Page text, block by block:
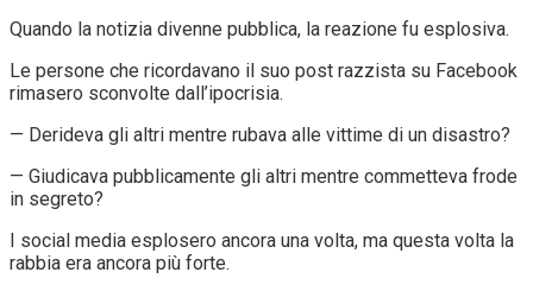
Quando la notizia divenne pubblica, la reazione fu esplosiva.
Le persone che ricordavano il suo post razzista su Facebook
rimasero sconvolte dall’ipocrisia.
— Derideva gli altri mentre rubava alle vittime di un disastro?
— Giudicava pubblicamente gli altri mentre commetteva frode
in segreto?
I social media esplosero ancora una volta, ma questa volta la
rabbia era ancora più forte.